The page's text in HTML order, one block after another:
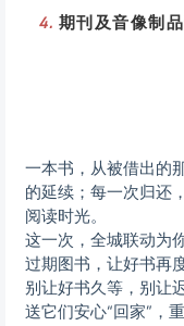
4. 期刊及音像制
一本书，从被借出的
的延续；每一次归还
阅读时光。
这一次，全城联动为
过期图书，让好书再
别让好书久等，别让
送它们安心“回家”，